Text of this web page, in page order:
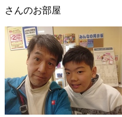
さんのお部屋